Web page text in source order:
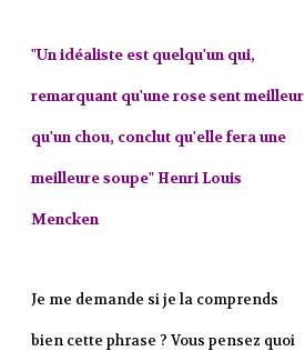
"Un idéaliste est quelqu'un qui,
remarquant qu'une rose sent meilleur
qu'un chou, conclut qu'elle fera une
meilleure soupe" Henri Louis
Mencken
Je me demande si je la comprends
bien cette phrase ? Vous pensez quoi